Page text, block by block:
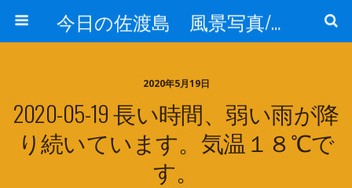
今日の佐渡島 風景写真/天気/お酒/お米/温泉
2020年5月19日
2020-05-19 長い時間、弱い雨が降
り続いています。気温１８℃で
す。